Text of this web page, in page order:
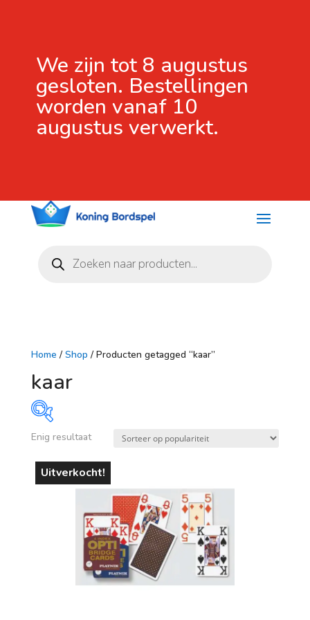
We zijn tot 8 augustus
gesloten. Bestellingen
worden vanaf 10
augustus verwerkt.
zoeken
Home / Shop / Producten getagged “kaar”
kaar
Prijs
€ 3
4 4
Op voorraad
vanaf 1 jaar
Enig resultaat
Uitverkocht!